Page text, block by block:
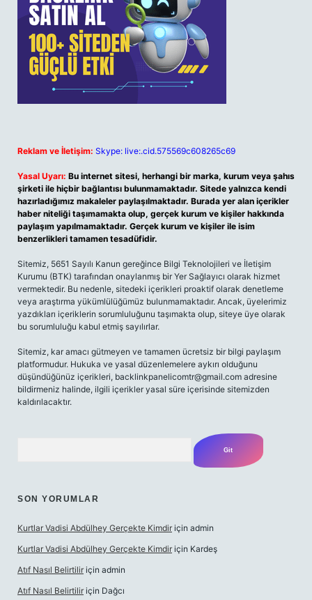
Reklam ve İletişim: Skype: live:.cid.575569c608265c69
Yasal Uyarı: Bu internet sitesi, herhangi bir marka, kurum veya şahıs
şirketi ile hiçbir bağlantısı bulunmamaktadır. Sitede yalnızca kendi
hazırladığımız makaleler paylaşılmaktadır. Burada yer alan içerikler
haber niteliği taşımamakta olup, gerçek kurum ve kişiler hakkında
paylaşım yapılmamaktadır. Gerçek kurum ve kişiler ile isim
benzerlikleri tamamen tesadüfidir.
Sitemiz, 5651 Sayılı Kanun gereğince Bilgi Teknolojileri ve İletişim
Kurumu (BTK) tarafından onaylanmış bir Yer Sağlayıcı olarak hizmet
vermektedir. Bu nedenle, sitedeki içerikleri proaktif olarak denetleme
veya araştırma yükümlülüğümüz bulunmamaktadır. Ancak, üyelerimiz
yazdıkları içeriklerin sorumluluğunu taşımakta olup, siteye üye olarak
bu sorumluluğu kabul etmiş sayılırlar.
Sitemiz, kar amacı gütmeyen ve tamamen ücretsiz bir bilgi paylaşım
platformudur. Hukuka ve yasal düzenlemelere aykırı olduğunu
düşündüğünüz içerikleri, backlinkpanelicomtr@gmail.com adresine
bildirmeniz halinde, ilgili içerikler yasal süre içerisinde sitemizden
kaldırılacaktır.
SON YORUMLAR
Kurtlar Vadisi Abdülhey Gerçekte Kimdir için admin
Kurtlar Vadisi Abdülhey Gerçekte Kimdir için Kardeş
Atıf Nasıl Belirtilir için admin
Atıf Nasıl Belirtilir için Dağcı